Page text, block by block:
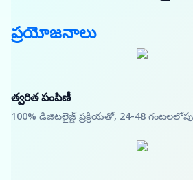
ప్రయోజనాలు
త్వరిత పంపిణీ
100% డిజిటలైజ్డ్ ప్రక్రియతో, 24-48